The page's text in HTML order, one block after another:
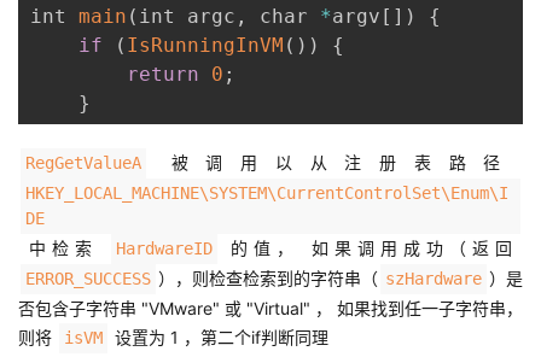
int main ( int argc , char *argv [ ] )
{
if
( IsRunningInVM ( ) )
{
return
0 ;
}
RegGetValueA 被调用以从注册表路径
HKEY_LOCAL_MACHINE\SYSTEM\CurrentControlSet\Enum\I
DE
中检索 HardwareID 的值， 如果调用成功（返回
ERROR_SUCCESS ），则检查检索到的字符串（ szHardware ）是
否包含子字符串 "VMware" 或 "Virtual" ， 如果找到任一子字符串，
则将
isVM 设置为 1 ，第二个if判断同理